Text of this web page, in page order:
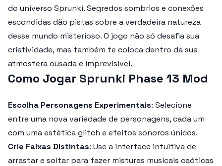
do universo Sprunki. Segredos sombrios e conexões
escondidas dão pistas sobre a verdadeira natureza
desse mundo misterioso. O jogo não só desafia sua
criatividade, mas também te coloca dentro da sua
atmosfera ousada e imprevisível.
Como Jogar Sprunki Phase 13 Mod
Escolha Personagens Experimentais: Selecione
entre uma nova variedade de personagens, cada um
com uma estética glitch e efeitos sonoros únicos.
Crie Faixas Distintas: Use a interface intuitiva de
arrastar e soltar para fazer misturas musicais caóticas